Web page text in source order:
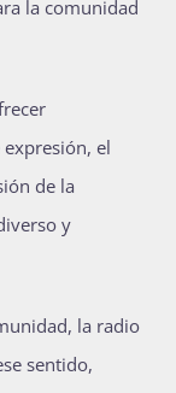
la comunidad
el
de la
y
la radio
sentido,